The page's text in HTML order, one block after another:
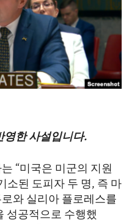
영한 사설입니다.
“미국은 미군의 지원
소된 도피자 두 명, 즉 마
와 실리아 플로레스를
성공적으로 수행했